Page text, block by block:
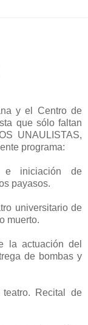
y el Centro de
que sólo faltan
UNAULISTAS,
programa:
iniciación de
payasos.
universitario de
muerto.
la actuación del
de bombas y
Recital de